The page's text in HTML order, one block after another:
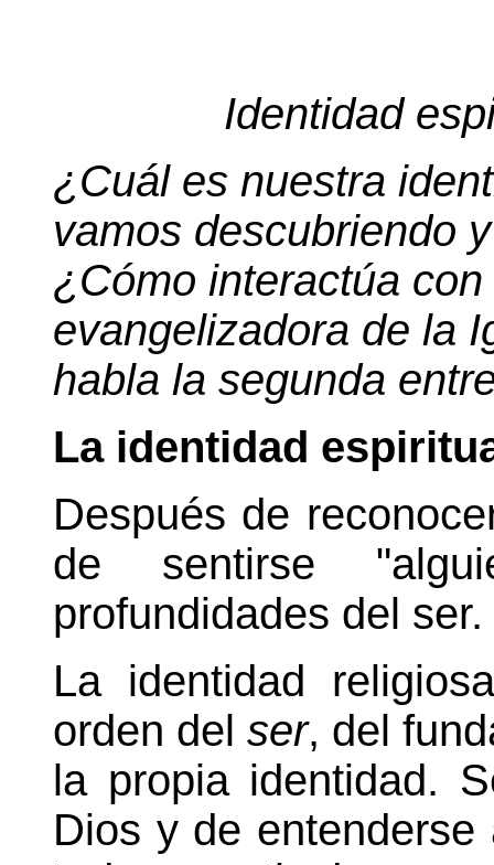
Identidad
¿Cuál es nuestra
vamos descubriendo
¿Cómo interactúa
evangelizadora de la
habla la segunda
La identidad
Después de
de sentirse
profundidades del ser.
La identidad
orden delser, del
la propia identidad.
Dios y de